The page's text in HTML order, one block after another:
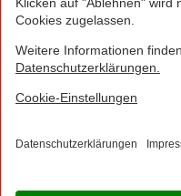
Sitemap Kontakt
Jetzt Ihre NORMA